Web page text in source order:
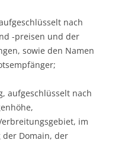
nach
-preisen und der
sowie den Namen
aufgeschlüsselt nach
im
der Domain, der